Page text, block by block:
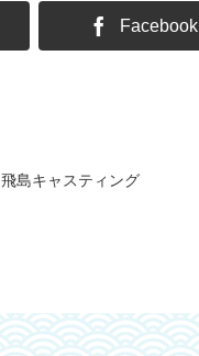
Facebook
飛島キャスティング